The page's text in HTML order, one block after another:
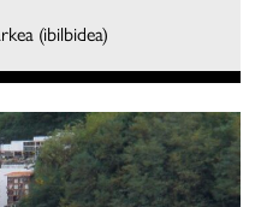
(ibilbidea)